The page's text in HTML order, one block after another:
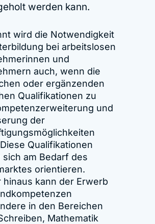
werden kann.
wird die Notwendigkeit
bei arbeitslosen
und
auch, wenn die
oder ergänzenden
Qualifikationen zu
und
der
Qualifikationen
sich am Bedarf des
orientieren.
hinaus kann der Erwerb
in den Bereichen
Mathematik